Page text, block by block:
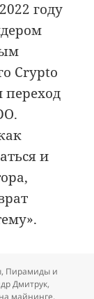
году
Crypto
переход
и
, Пирамиды и
Дмитрук,